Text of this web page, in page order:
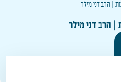
| הרב דני מילר
| הרב דני מילר